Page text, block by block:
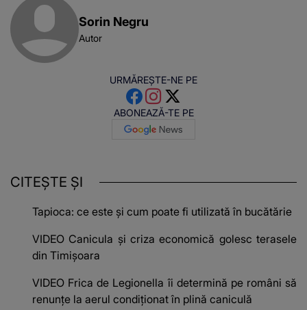
Sorin Negru
Autor
URMĂREȘTE-NE PE
ABONEAZĂ-TE PE
CITEȘTE ȘI
Tapioca: ce este și cum poate fi utilizată în bucătărie
VIDEO Canicula și criza economică golesc terasele
din Timișoara
VIDEO Frica de Legionella îi determină pe români să
renunțe la aerul condiționat în plină caniculă